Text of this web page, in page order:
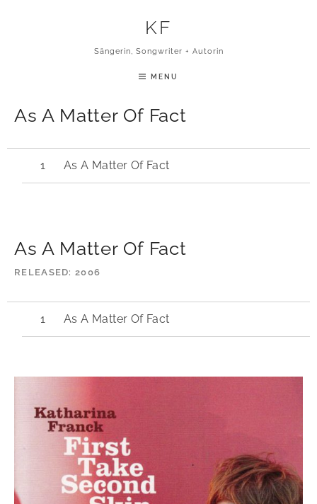
KF
Sängerin, Songwriter + Autorin
MENU
As A Matter Of Fact
As A Matter Of Fact
As A Matter Of Fact
RELEASED 2006
As A Matter Of Fact